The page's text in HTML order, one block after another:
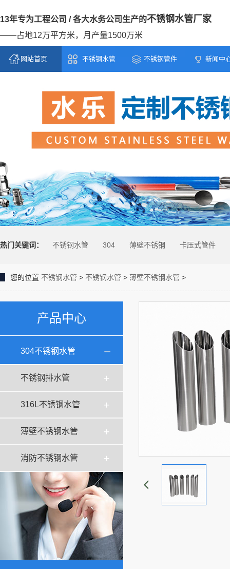
13年专为工程公司 / 各大水务公司生产的不锈钢水管厂家
——占地12万平方米，月产量1500万米
网站首页 不锈钢水管 不锈钢管件 新闻中
热门关键词： 不锈钢水管 304 薄壁不锈钢 卡压式管件
您的位置 不锈钢水管 > 不锈钢水管 > 薄壁不锈钢水管 >
产品中心
304不锈钢水管
不锈钢排水管
316L不锈钢水管
薄壁不锈钢水管
消防不锈钢水管